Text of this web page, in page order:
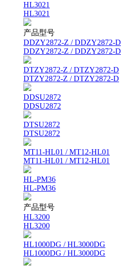
HL3021
HL3021
产品型号
DDZY2872-Z / DDZY2872-D
DDZY2872-Z / DDZY2872-D
DTZY2872-Z / DTZY2872-D
DTZY2872-Z / DTZY2872-D
DDSU2872
DDSU2872
DTSU2872
DTSU2872
MT11-HL01 / MT12-HL01
MT11-HL01 / MT12-HL01
HL-PM36
HL-PM36
产品型号
HL3200
HL3200
HL1000DG / HL3000DG
HL1000DG / HL3000DG